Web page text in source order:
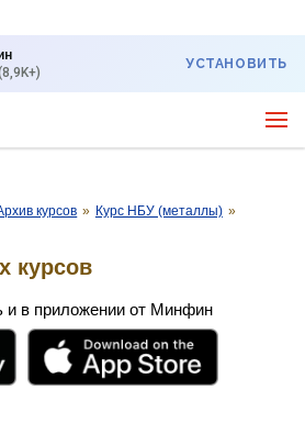
УСТАНОВИТЬ
курсов » Курс НБУ (металлы) »
курсов
и в приложении от Минфин